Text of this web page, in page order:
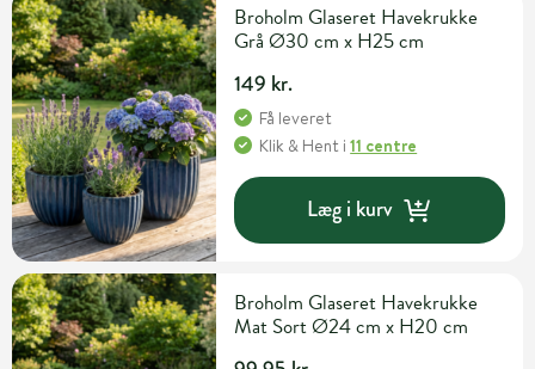
Broholm Glaseret Havekrukke
Grå Ø30 cm x H25 cm
149 kr.
Få leveret
Klik & Hent i11 centre
Læg i kurv
Broholm Glaseret Havekrukke
Mat Sort Ø24 cm x H20 cm